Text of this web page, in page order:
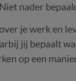
Niet nader
je werk en
jij bepaalt
op een